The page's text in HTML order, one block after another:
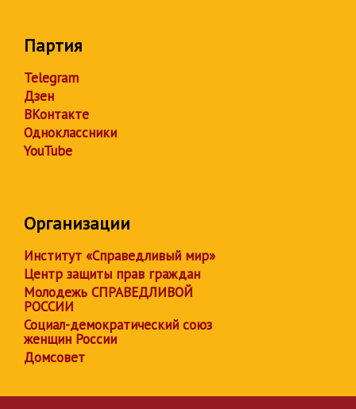
Партия
Telegram
Дзен
ВКонтакте
Одноклассники
YouTube
Организации
Институт «Справедливый мир»
Центр защиты прав граждан
Молодежь СПРАВЕДЛИВОЙ
РОССИИ
Социал-демократический союз
женщин России
Домсовет